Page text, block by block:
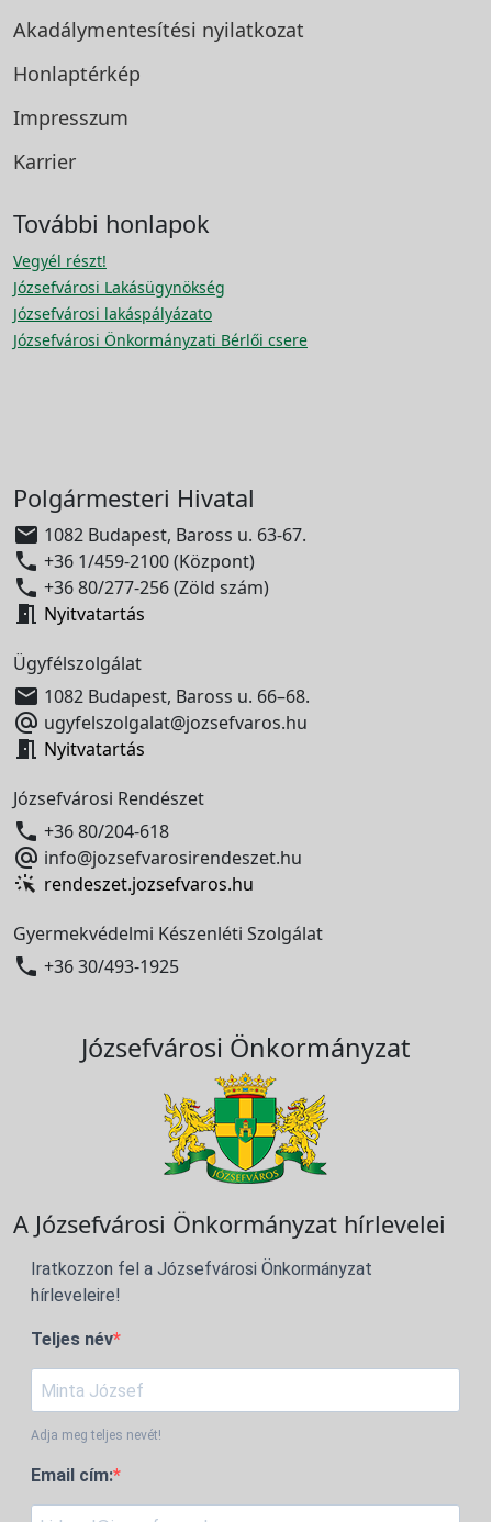
Akadálymentesítési nyilatkozat
Honlaptérkép
Impresszum
Karrier
További honlapok
Vegyél részt!
Józsefvárosi Lakásügynökség
Józsefvárosi lakáspályázato
Józsefvárosi Önkormányzati Bérlői csere
Polgármesteri Hivatal
 1082 Budapest, Baross u. 63-67.
 +36 1/459-2100 (Központ)
 +36 80/277-256 (Zöld szám)
 Nyitvatartás
Ügyfélszolgálat
 1082 Budapest, Baross u. 66–68.
 ugyfelszolgalat@jozsefvaros.hu
 Nyitvatartás
Józsefvárosi Rendészet
 +36 80/204-618
 info@jozsefvarosirendeszet.hu
rendeszet.jozsefvaros.hu
Gyermekvédelmi Készenléti Szolgálat
 +36 30/493-1925
Józsefvárosi Önkormányzat
A Józsefvárosi Önkormányzat hírlevelei
Iratkozzon fel a Józsefvárosi Önkormányzat
hírleveleire!
Teljes név
Adja meg teljes nevét!
Email cím: